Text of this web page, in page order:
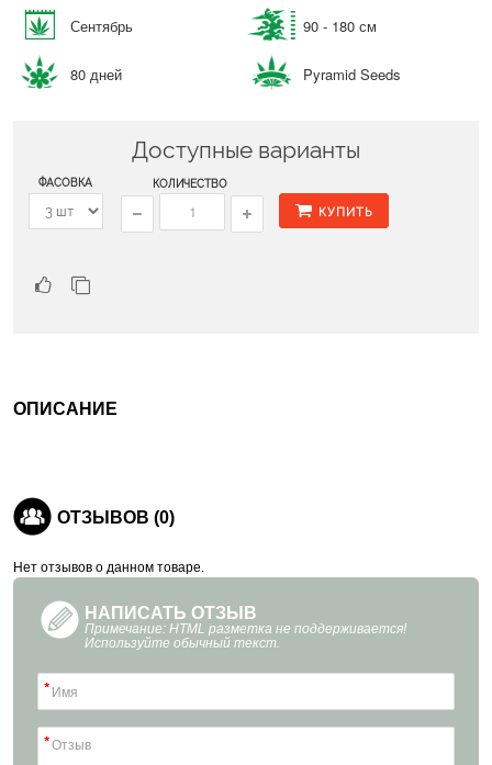
Сентябрь 90 - 180 см
80 дней Pyramid Seeds
Доступные варианты
ФАСОВКА КОЛИЧЕСТВО
КУПИТЬ
ОПИСАНИЕ
ОТЗЫВОВ (0)
Нет отзывов о данном товаре.
НАПИСАТЬ ОТЗЫВ
Примечание: HTML разметка не поддерживается!
Используйте обычный текст.